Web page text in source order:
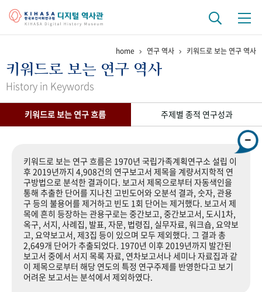
걸어온 길 기관 변천사 역대 기관장
연구 역사
기록물 아카이브
사진 아카이브 문서 기록물 행정박물 영상 기록물
+1주년 기념
성과 50선 숫자로 보는 50년 50+1주년 광장
세계와 함께 한 KIHASA
home 연구 역사 키워드로 보는 연구 역사
키워드로 보는 연구 역사
History in Keywords
키워드로 보는 연구 흐름 주제별 종적 연구성과
키워드로 보는 연구 흐름은 1970년 국립가족계획연구소 설립 이
후 2019년까지 4,908건의 연구보고서 제목을 계량서지학적 연
구방법으로 분석한 결과이다. 보고서 제목으로부터 자동색인을
통해 추출한 단어를 지나친 고빈도어와 오분석 결과, 숫자, 관용
구 등의 불용어를 제거하고 빈도 1회 단어는 제거했다. 보고서 제
목에 흔히 등장하는 관용구로는 중간보고, 중간보고서, 도시1차,
옥구, 서지, 사례집, 발표, 자문, 법령집, 실무자료, 워크숍, 요약보
고, 요약보고서, 제3집 등이 있으며 모두 제외했다. 그 결과 총
2,649개 단어가 추출되었다. 1970년 이후 2019년까지 발간된
보고서 중에서 서지 목록 자료, 연차보고서나 세미나 자료집과 같
이 제목으로부터 해당 연도의 특정 연구주제를 반영한다고 보기
어려운 보고서는 분석에서 제외하였다.